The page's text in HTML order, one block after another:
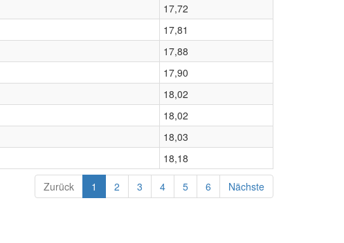
17,72
17,81
17,88
17,90
18,02
18,02
18,03
18,18
Zurück 1 2 3 4 5 6 Nächste